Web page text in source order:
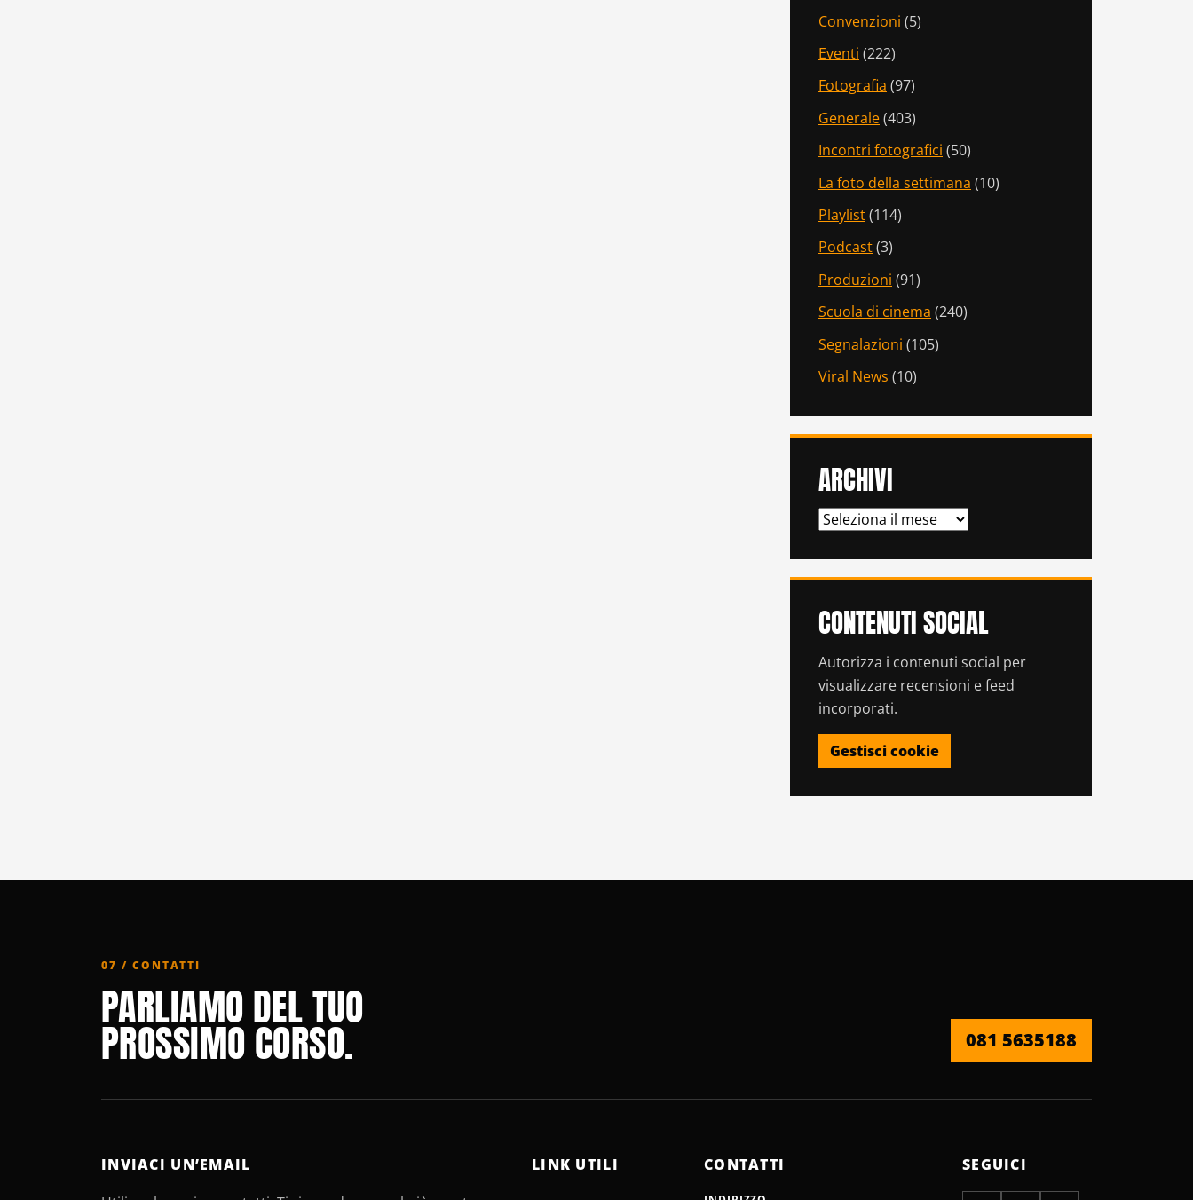
Convenzioni (5)
Eventi (222)
Fotografia (97)
Generale(403)
Incontri fotografici (50)
La foto della settimana (10)
Playlist(114)
Podcast(3)
Produzioni (91)
Scuola di cinema (240)
Segnalazioni (105)
Viral News (10)
ARCHIVI
ARCHIVI
CONTENUTI SOCIAL
Autorizza i contenuti social per
visualizzare recensioni e feed
incorporati.
Gestisci cookie
07 / CONTATTI
PARLIAMO DEL TUO
PROSSIMO CORSO. 081 5635188
INVIACI UN’EMAIL
LINK UTILI CONTATTI SEGUICI